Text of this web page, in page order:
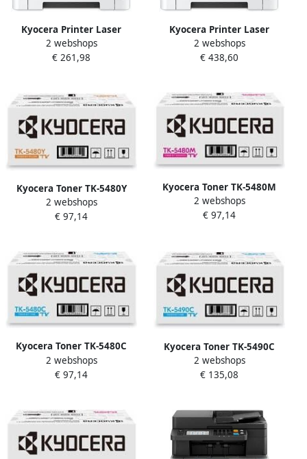
Kyocera Printer Laser
Ecosys PA2101CX
2 webshops
€ 261,98
Kyocera Printer Laser
Ecosys PA2600CX
2 webshops
€ 438,60
Kyocera Toner TK-5480Y
geel
2 webshops
€ 97,14
Kyocera Toner TK-5480M
rood
2 webshops
€ 97,14
Kyocera Toner TK-5480C
blauw
2 webshops
€ 97,14
Kyocera Toner TK-5490C
blauw
2 webshops
€ 135,08